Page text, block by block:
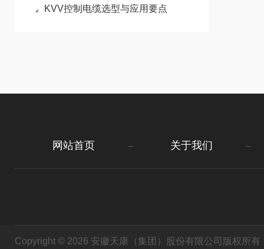
KVV控制电缆选型与应用要点
网站首页 关于我们
Copyright © 2026 安徽天康（集团）股份有限公司版权所有